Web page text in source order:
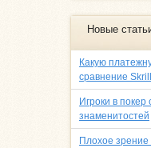
Новые
Какую
сравнение
Игроки в
знаменитостей
Плохое зрение